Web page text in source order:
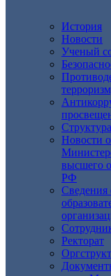
История
Новости
Ученый
Новости
высшего
РФ
Сведения
Ректорат